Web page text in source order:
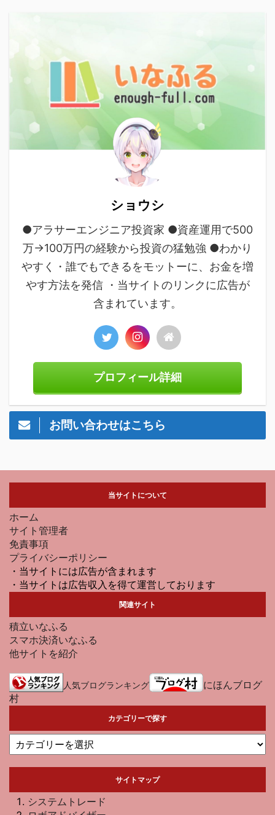
ショウシ
●アラサーエンジニア投資家 ●資産運用で500
万→100万円の経験から投資の猛勉強 ●わかり
やすく・誰でもできるをモットーに、お金を増
やす方法を発信 ・当サイトのリンクに広告が
含まれています。
プロフィール詳細
お問い合わせはこちら
当サイトについて
ホーム
サイト管理者
免責事項
プライバシーポリシー
・当サイトには広告が含まれます
・当サイトは広告収入を得て運営しております
関連サイト
積立いなふる
スマホ決済いなふる
他サイトを紹介
人気ブログランキング
にほんブログ
村
カテゴリーで探す
サイトマップ
システムトレード